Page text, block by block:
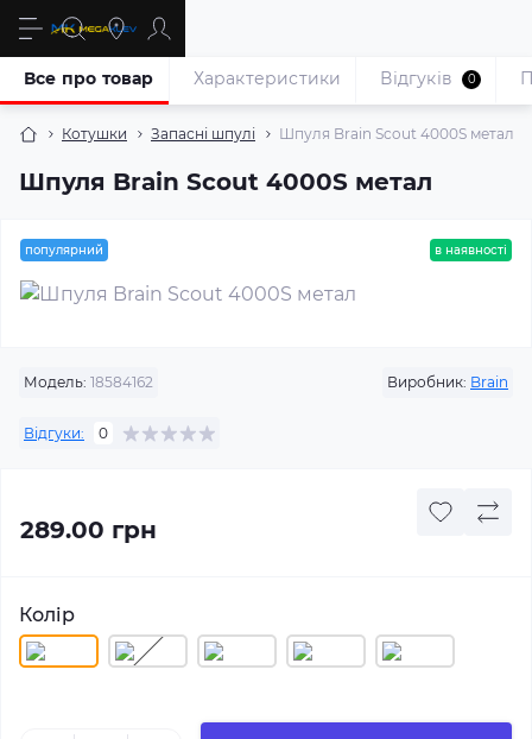
Котушки Запасні шпулі Шпуля Brain Scout 4000S метал
Шпуля Brain Scout 4000S метал
Все про товар Характеристики Відгуків 0
популярний в наявності
Модель: 18584162 Виробник: Brain
Відгуки: 0
289.00 грн
Колір